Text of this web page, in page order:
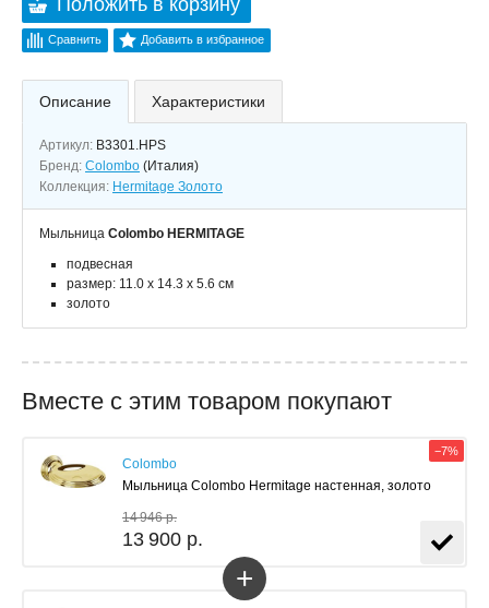
Положить в корзину
Сравнить Добавить в избранное
Описание Характеристики
Артикул: B3301.HPS
Бренд: Colombo (Италия)
Коллекция: Hermitage Золото
Мыльница Colombo HERMITAGE
подвесная
размер: 11.0 x 14.3 x 5.6 см
золото
Вместе с этим товаром покупают
Colombo
Мыльница Colombo Hermitage настенная, золото
14 946 р.
13 900 р.
−7%
+